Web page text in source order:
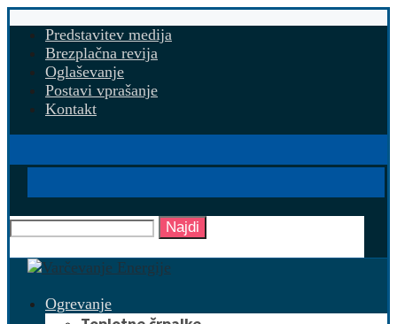
Predstavitev medija
Brezplačna revija
Oglaševanje
Postavi vprašanje
Kontakt
Najdi
Ogrevanje